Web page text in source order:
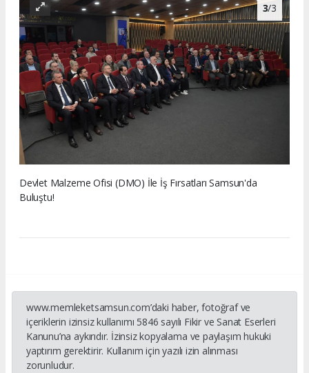
3/3
Devlet Malzeme Ofisi (DMO) İle İş Fırsatları Samsun'da
Buluştu!
www.memleketsamsun.com’daki haber, fotoğraf ve
içeriklerin izinsiz kullanımı 5846 sayılı Fikir ve Sanat Eserleri
Kanunu’na aykırıdır. İzinsiz kopyalama ve paylaşım hukuki
yaptırım gerektirir. Kullanım için yazılı izin alınması
zorunludur.